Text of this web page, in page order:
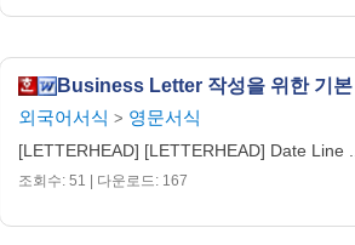
외국어서식 > 영문서식
[LETTERHEAD] [LETTERHEAD] Date Line ...
조회수: 51 | 다운로드: 167